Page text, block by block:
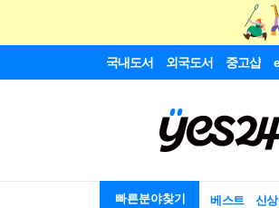
국내도서 외국도서 중고샵
빠른분야찾기 베스트 신